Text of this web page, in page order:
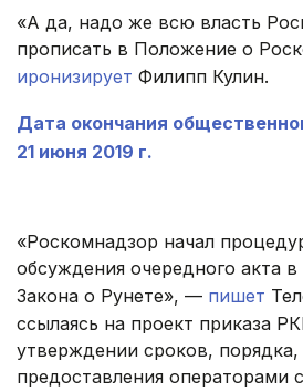
«А да, надо же всю власть
прописать в Положение о
иронизирует Филипп Кулин.
Дата окончания
21 июня 2019 г.
«Роскомнадзор начал
обсуждения очередного акта
Закона о Рунете», — пишет
ссылаясь на проект приказа
утверждении сроков,
предоставления операторами